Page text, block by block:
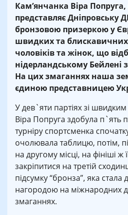
Кам’янчанка Віра
представляє
бронзовою призеркою у
швидких та
чоловіків та жінок, що
нідерландському Бейлені
На цих змаганнях наша
єдиною представницею
У дев`яти партіях зі
Віра Попруга здобула п`ять
турніру спортсменка
очолювала таблицю, потім,
на другому місці, на фініші ж
закріпитися на третій
підсумку “бронза”, яка
нагородою на міжнародних
змаганнях.